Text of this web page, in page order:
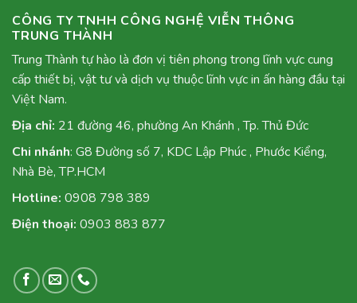
CÔNG TY TNHH CÔNG NGHỆ VIỄN THÔNG
TRUNG THÀNH
Trung Thành tự hào là đơn vị tiên phong trong lĩnh vực cung
cấp thiết bị, vật tư và dịch vụ thuộc lĩnh vực in ấn hàng đầu tại
Việt Nam.
Địa chỉ: 21 đường 46, phường An Khánh , Tp. Thủ Đức
Chi nhánh: G8 Đường số 7, KDC Lập Phúc , Phước Kiểng,
Nhà Bè, TP.HCM
Hotline: 0908 798 389
Điện thoại: 0903 883 877